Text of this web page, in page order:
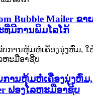
Bubble Mailer ຂາ
ທີ່ມີການພິມໂລໂກ້
ການຫຸ້ມຫໍ່ເຄື່ອງນຸ່ງຫົ່ມ
ຟອງໂລຫະມືອາຊີບ